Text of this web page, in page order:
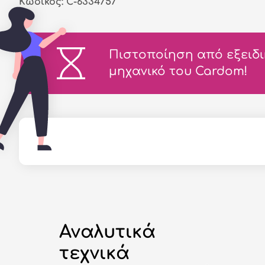
Πιστοποίηση από
μηχανικό του Cardom!
Αναλυτικά
τεχνικά